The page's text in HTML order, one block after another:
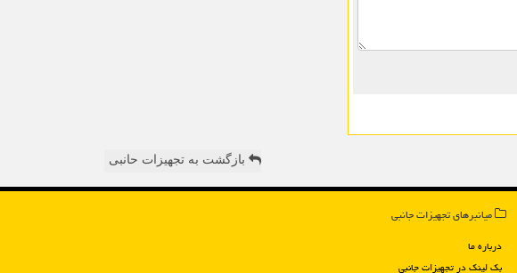
بازگشت به تجهیزات حانبی
میانبرهای تجهیزات جانبی
درباره ما
بک لینک در تجهیزات جانبی